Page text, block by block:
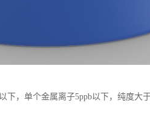
下，单个金属离子5ppb以下，纯度大